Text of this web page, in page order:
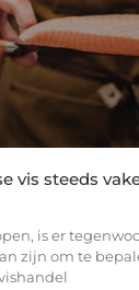
vis steeds
is er
zijn om te